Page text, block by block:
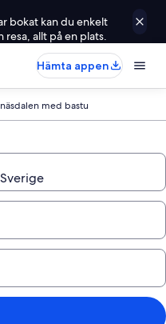
bokat kan du enkelt
resa, allt på en plats.
Hämta appen
med bastu